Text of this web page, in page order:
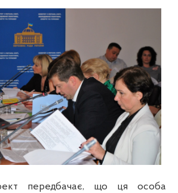
передбачає, що ця особа